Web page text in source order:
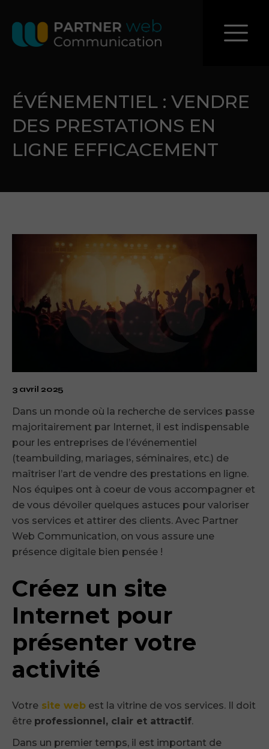
ÉVÉNEMENTIEL : VENDRE
DES PRESTATIONS EN
LIGNE EFFICACEMENT
3 avril 2025
Dans un monde où la recherche de services passe
majoritairement par Internet, il est indispensable
pour les entreprises de l’événementiel
(teambuilding, mariages, séminaires, etc.) de
maîtriser l’art de vendre des prestations en ligne.
Nos équipes ont à coeur de vous accompagner et
de vous dévoiler quelques astuces pour valoriser
vos services et attirer des clients. Avec Partner
Web Communication, on vous assure une
présence digitale bien pensée !
Créez un site
Internet pour
présenter votre
activité
Votre site web est la vitrine de vos services. Il doit
être professionnel, clair et attractif.
Dans un premier temps, il est important de